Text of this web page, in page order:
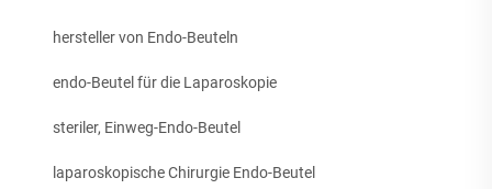
hersteller von Endo-Beuteln
endo-Beutel für die Laparoskopie
steriler, Einweg-Endo-Beutel
laparoskopische Chirurgie Endo-Beutel